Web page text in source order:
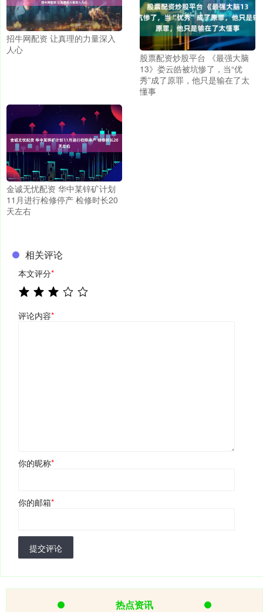
招牛网配资 让真理的力量深入
人心
股票配资炒股平台 《最强大脑
13》娄云皓被坑惨了，当“优
秀”成了原罪，他只是输在了太
懂事
金诚无忧配资 华中某锌矿计划
11月进行检修停产 检修时长20
天左右
相关评论
本文评分*
评论内容*
你的昵称*
你的邮箱*
提交评论
热点资讯